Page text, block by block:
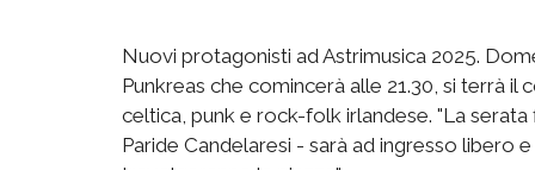
Nuovi protagonisti ad Astrimusica 2025.
Punkreas che comincerà alle 21.30, si terrà
celtica, punk e rock-folk irlandese. "La
Paride Candelaresi - sarà ad ingresso libero